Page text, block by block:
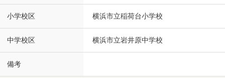
小学校区 横浜市立稲荷台小学校
中学校区 横浜市立岩井原中学校
備考